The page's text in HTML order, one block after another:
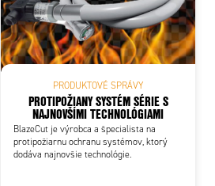
PRODUKTOVÉ SPRÁVY
PROTIPOŽIANY SYSTÉM SÉRIE S
NAJNOVŠÍMI TECHNOLÓGIAMI
BlazeCut je výrobca a špecialista na
protipožiarnu ochranu systémov, ktorý
dodáva najnovšie technológie.